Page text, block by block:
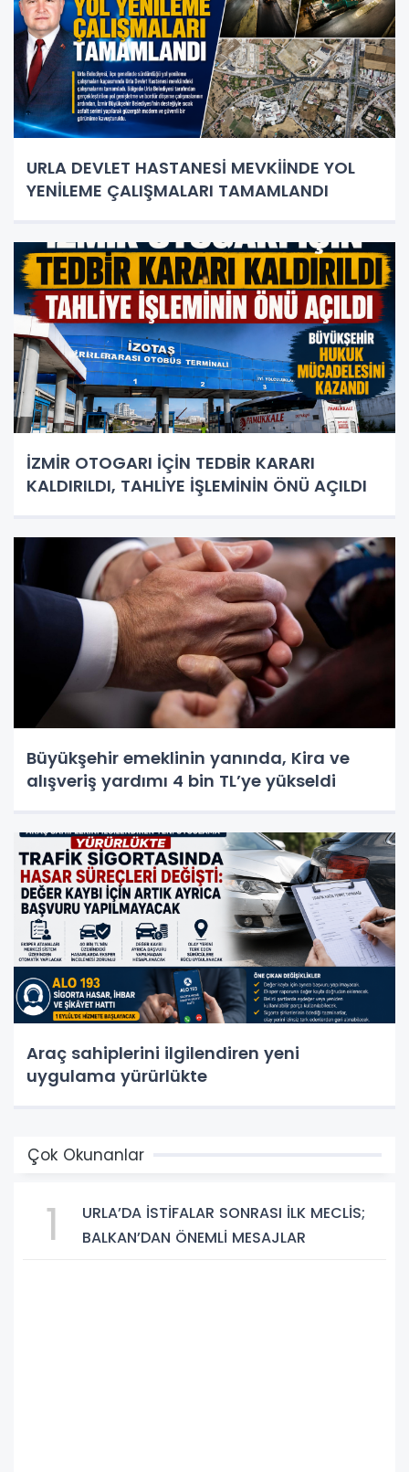
URLA DEVLET HASTANESİ MEVKİİNDE YOL
YENİLEME ÇALIŞMALARI TAMAMLANDI
İZMİR OTOGARI İÇİN TEDBİR KARARI
KALDIRILDI, TAHLİYE İŞLEMİNİN ÖNÜ AÇILDI
Büyükşehir emeklinin yanında, Kira ve
alışveriş yardımı 4 bin TL’ye yükseldi
Araç sahiplerini ilgilendiren yeni
uygulama yürürlükte
Çok Okunanlar
1
URLA’DA İSTİFALAR SONRASI İLK MECLİS;
BALKAN’DAN ÖNEMLİ MESAJLAR